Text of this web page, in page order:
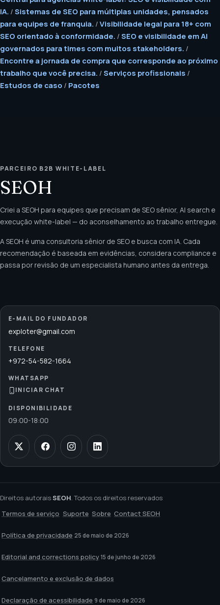
IA. / Sistemas de SEO para múltiplas unidades, pensados
para equipes de franquia. / Visibilidade legal para 18+ com
SEO orientado à conformidade. / SEO e visibilidade em AI
governados para times com muitos stakeholders. /
Encontre a jornada de compra que corresponde ao próximo
trabalho que você precisa. / Serviços profissionais /
Estudos de caso / Pacotes
PARCEIRO B2B WHITE-LABEL
SEOH
Criei a SEOH para equipes que precisam de SEO sênior, AI search e
execução white-label — do aconselhamento ao trabalho entregue.
A SEOH é uma consultoria sênior de SEO e busca com IA. Cada
recomendação é baseada em evidências, considera compliance e
passa por revisão de um especialista humano antes da entrega.
E-MAIL DO FUNDADOR
exploter@gmail.com
TELEFONE
+972-54-582-1664
WHATSAPP
INICIAR CHAT
DISPONIBILIDADE
09:00-18:00
Direitos autoraisSEOH. Todos os direitos reservados
Termos de serviço Suporte Sobre Contact SEOH
Política de privacidade 25 de maio de 2026
Editorial and corrections policy 15 de junho de 2026
Cancelamento e exclusão de dados
Declaração de acessibilidade 9 de maio de 2026